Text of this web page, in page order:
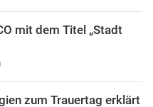
mit dem Titel „Stadt
zum Trauertag erklärt